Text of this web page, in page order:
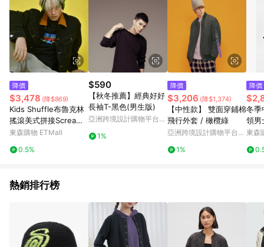
降價
$3,478 (降$869)
Kids Shuffle布魯克林
搖滾美式拼接Scream
印花黑色寬松牛仔夾克
東森購物 ETMall
0.5%
$590
【秋冬推薦】經典好好
長袖T-黑色(男生版)
亞洲跨境設計購物平台
1%
降價
$3,206 (降$1,374)
【中性款】 雙面穿鋪棉
飛行外套 / 橄欖綠
亞洲跨境設計購物平台
1%
降價
冬季
領男
呢大
東森
熱銷排行榜